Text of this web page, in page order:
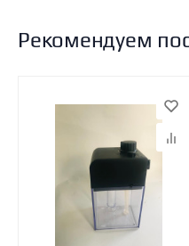
Рекомендуем